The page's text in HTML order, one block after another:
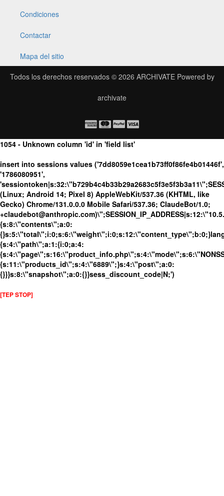
Condiciones
Contactar
Mapa del sitio
Todos los derechos reservados © 2026 ARCHIVATEPowered by
archivate
1054 - Unknown column 'id' in 'field list'
insert into sessions values ('7dd8059e1cea1b73ff0f86fe4b01446f',
'1786080951',
(Linux; Android 14; Pixel 8) AppleWebKit/537.36 (KHTML, like
Gecko) Chrome/131.0.0.0 Mobile Safari/537.36; ClaudeBot/1.0;
{s:8:\"contents\";a:0:
{s:4:\"path\";a:1:{i:0;a:4:
{s:11:\"products_id\";s:4:\"6889\";}s:4:\"post\";a:0:
{}}}s:8:\"snapshot\";a:0:{}}sess_discount_code|N;')
[TEP STOP]